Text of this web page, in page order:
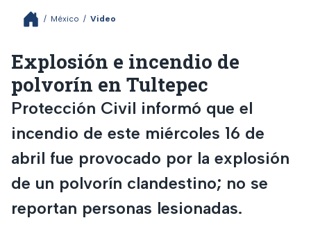
/ México / Video
Explosión e incendio de
polvorín en Tultepec
Protección Civil informó que el
incendio de este miércoles 16 de
abril fue provocado por la explosión
de un polvorín clandestino; no se
reportan personas lesionadas.